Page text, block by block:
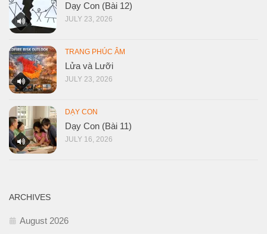
Dạy Con (Bài 12)
JULY 23, 2026
TRANG PHÚC ÂM
Lửa và Lưỡi
JULY 23, 2026
DẠY CON
Dạy Con (Bài 11)
JULY 16, 2026
ARCHIVES
August 2026